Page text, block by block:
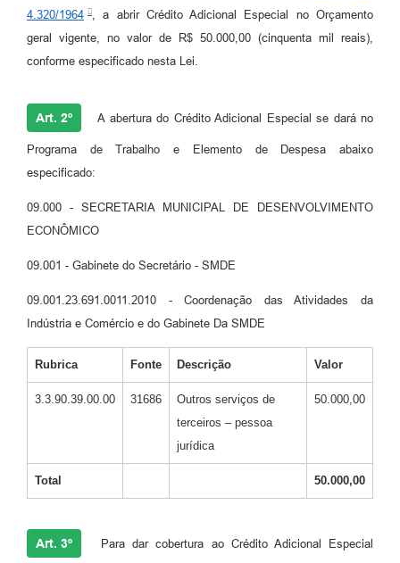
4.320/1964
, a abrir Crédito Adicional Especial no Orçamento
geral vigente, no valor de R$ 50.000,00 (cinquenta mil reais),
conforme especificado nesta Lei.
Art. 2º A abertura do Crédito Adicional Especial se dará no
Programa de Trabalho e Elemento de Despesa abaixo
especificado:
09.000 - SECRETARIA MUNICIPAL DE DESENVOLVIMENTO
ECONÔMICO
09.001 - Gabinete do Secretário - SMDE
09.001.23.691.0011.2010 - Coordenação das Atividades da
Indústria e Comércio e do Gabinete Da SMDE
Rubrica Fonte Descrição Valor
3.3.90.39.00.00 31686
Outros serviços de
terceiros – pessoa
jurídica
50.000,00
Total 50.000,00
Art. 3º Para dar cobertura ao Crédito Adicional Especial